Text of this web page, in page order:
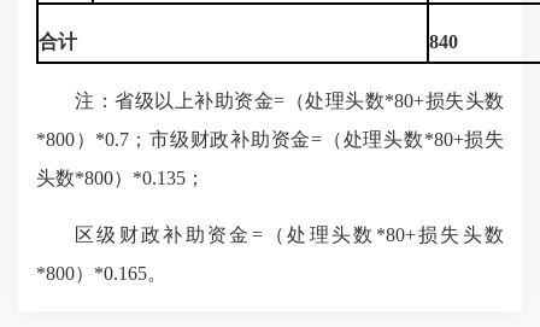
合计 840
注：省级以上补助资金=（处理头数*80+损失头数
*800）*0.7；市级财政补助资金=（处理头数*80+损失
头数*800）*0.135；
区级财政补助资金=（处理头数*80+损失头数
*800）*0.165。